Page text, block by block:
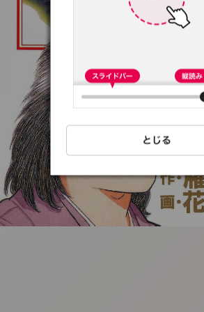
:692.15.692.65:t-
vnqp.lunrzsdszk.vn.oi